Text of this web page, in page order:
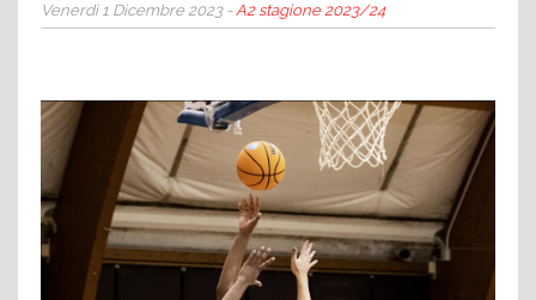
Venerdì 1 Dicembre 2023 -A2 stagione 2023/24